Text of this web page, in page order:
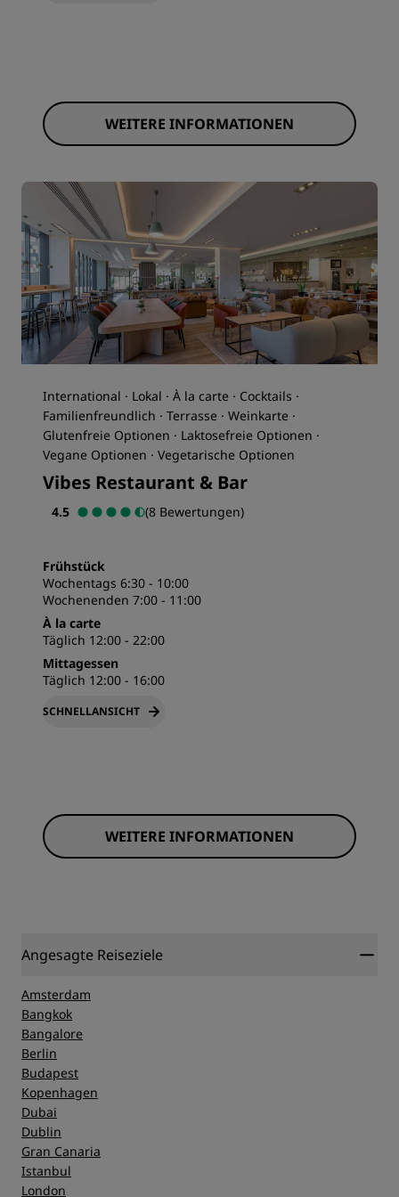
WEITERE INFORMATIONEN
International · Lokal · À la carte · Cocktails ·
Familienfreundlich · Terrasse · Weinkarte ·
Glutenfreie Optionen · Laktosefreie Optionen ·
Vegane Optionen · Vegetarische Optionen
Vibes Restaurant & Bar
4.5 (8 Bewertungen)
Frühstück
Wochentags 6:30 - 10:00
Wochenenden 7:00 - 11:00
À la carte
Täglich 12:00 - 22:00
Mittagessen
Täglich 12:00 - 16:00
SCHNELLANSICHT
WEITERE INFORMATIONEN
Angesagte Reiseziele
Amsterdam
Bangkok
Bangalore
Berlin
Budapest
Kopenhagen
Dubai
Dublin
Gran Canaria
Istanbul
London